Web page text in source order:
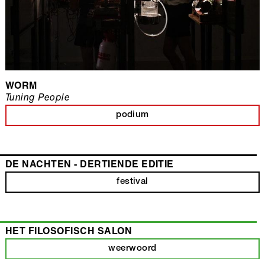
WORM
podium
Tuning People
DE NACHTEN - DERTIENDE EDITIE
festival
HET FILOSOFISCH SALON
weerwoord